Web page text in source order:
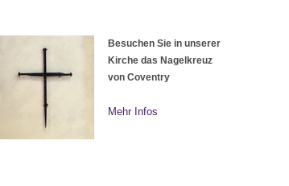
Besuchen Sie in unserer
Kirche das Nagelkreuz
von Coventry
Mehr Infos